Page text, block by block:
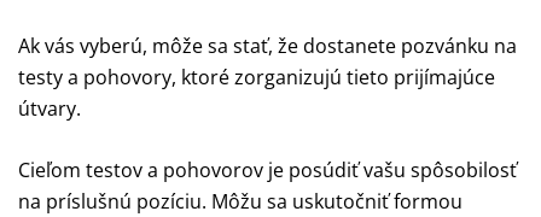
Ak vás vyberú, môže sa stať, že dostanete pozvánku na
testy a pohovory, ktoré zorganizujú tieto prijímajúce
útvary.
Cieľom testov a pohovorov je posúdiť vašu spôsobilosť
na príslušnú pozíciu. Môžu sa uskutočniť formou